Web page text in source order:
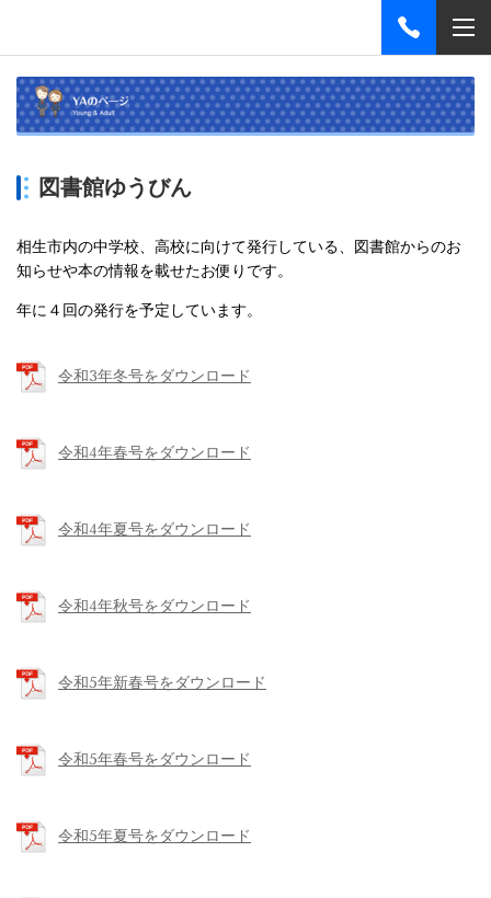
図書館ゆうびん
相生市内の中学校、高校に向けて発行している、図書館からのお
知らせや本の情報を載せたお便りです。
年に４回の発行を予定しています。
令和3年冬号をダウンロード
令和4年春号をダウンロード
令和4年夏号をダウンロード
令和4年秋号をダウンロード
令和5年新春号をダウンロード
令和5年春号をダウンロード
令和5年夏号をダウンロード